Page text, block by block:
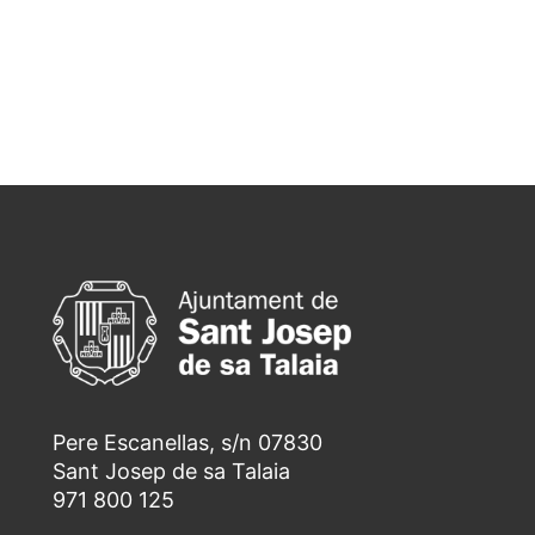
Pere Escanellas, s/n 07830
Sant Josep de sa Talaia
971 800 125